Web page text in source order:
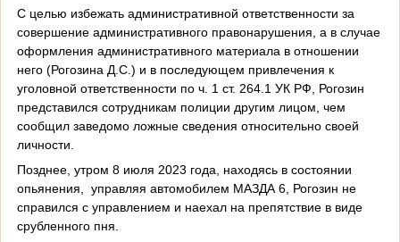
С целью избежать административной ответственности за
совершение административного правонарушения, а в случае
оформления административного материала в отношении
него (Рогозина Д.С.) и в последующем привлечения к
уголовной ответственности по ч. 1 ст. 264.1 УК РФ, Рогозин
представился сотрудникам полиции другим лицом, чем
сообщил заведомо ложные сведения относительно своей
личности.
Позднее, утром 8 июля 2023 года, находясь в состоянии
опьянения,
управляя автомобилем МАЗДА 6, Рогозин не
справился с управлением и наехал на препятствие в виде
срубленного пня.